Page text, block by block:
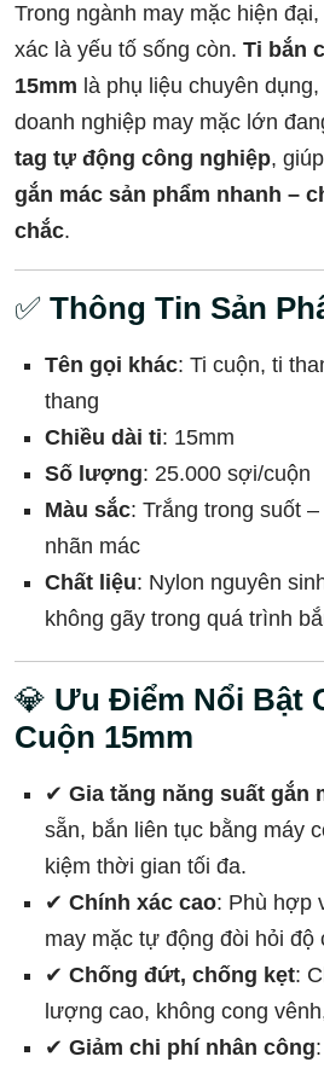
Trong ngành may mặc hiện
xác là yếu tố sống còn. Ti bắn
15mm là phụ liệu chuyên
doanh nghiệp may mặc lớn
tag tự động công nghiệp, giúp
gắn mác sản phẩm nhanh –
chắc.
✅ Thông Tin Sản
Tên gọi khác: Ti cuộn, ti
thang
Chiều dài ti: 15mm
Số lượng: 25.000 sợi/cuộn
Màu sắc: Trắng trong suốt
nhãn mác
Chất liệu: Nylon nguyên
không gãy trong quá trình
💎 Ưu Điểm Nổi Bật
Cuộn 15mm
✔ Gia tăng năng suất gắn
sẵn, bắn liên tục bằng máy
kiệm thời gian tối đa.
✔ Chính xác cao: Phù hợp
may mặc tự động đòi hỏi độ
✔ Chống đứt, chống kẹt:
lượng cao, không cong
✔ Giảm chi phí nhân công